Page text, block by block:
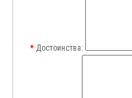
Достоинства: